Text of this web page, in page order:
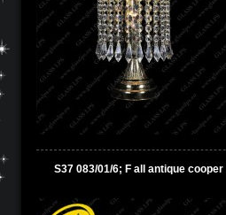
S37 083/01/6; F all antique cooper